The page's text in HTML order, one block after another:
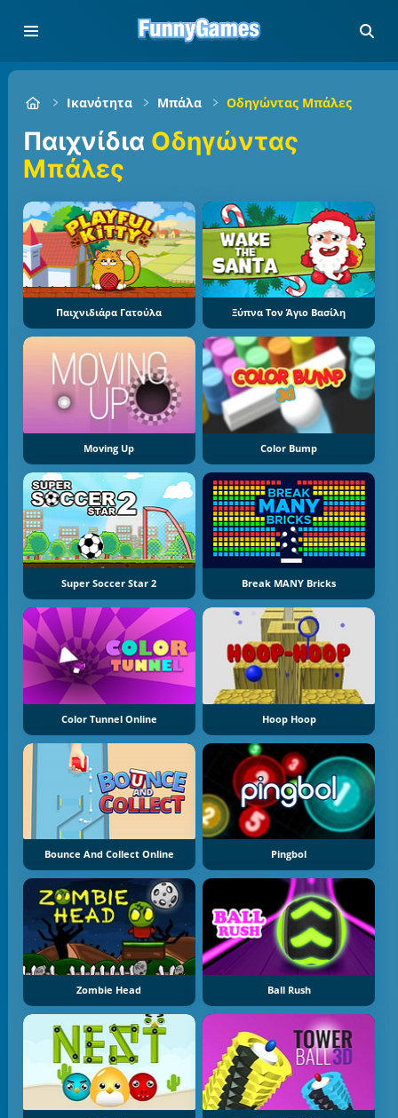
Ικανότητα Μπάλα Οδηγώντας Μπάλες
Παιχνίδια Οδηγώντας
Μπάλες
Παιχνιδιάρα Γατούλα Ξύπνα Τον Άγιο Βασίλη
Moving Up Color Bump
Super Soccer Star 2 Break MANY Bricks
Color Tunnel Online Hoop Hoop
Bounce And Collect Online Pingbol
Zombie Head Ball Rush